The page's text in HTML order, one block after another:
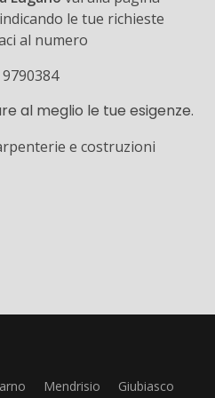
le tue richieste
al numero
al meglio le tue esigenze.
e costruzioni
Mendrisio Giubiasco